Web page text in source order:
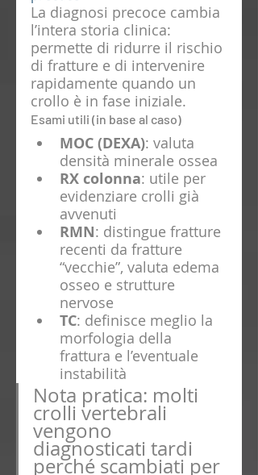
La diagnosi precoce cambia
l’intera storia clinica:
permette di ridurre il rischio
di fratture e di intervenire
rapidamente quando un
crollo è in fase iniziale.
Esami utili (in base al caso)
MOC (DEXA): valuta
densità minerale ossea
RX colonna: utile per
evidenziare crolli già
avvenuti
RMN: distingue fratture
recenti da fratture
“vecchie”, valuta edema
osseo e strutture
nervose
TC: definisce meglio la
morfologia della
frattura e l’eventuale
instabilità
Nota pratica: molti
crolli vertebrali
vengono
diagnosticati tardi
perché scambiati per